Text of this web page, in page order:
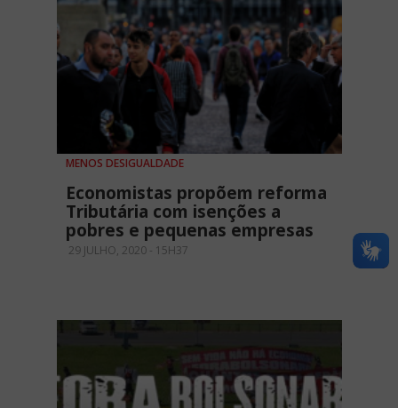
MENOS DESIGUALDADE
Economistas propõem reforma
Tributária com isenções a
pobres e pequenas empresas
29 JULHO, 2020 - 15H37